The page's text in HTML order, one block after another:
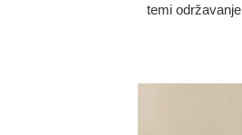
temi